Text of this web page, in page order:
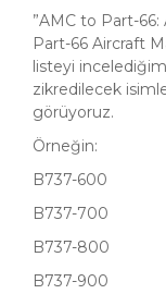
”AMC to Part-
Part-66 Aircraft
listeyi
zikredilecek
görüyoruz.
Örneğin:
B737-600
B737-700
B737-800
B737-900